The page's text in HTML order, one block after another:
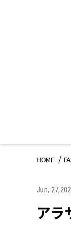
HOME
Jun,
アラ